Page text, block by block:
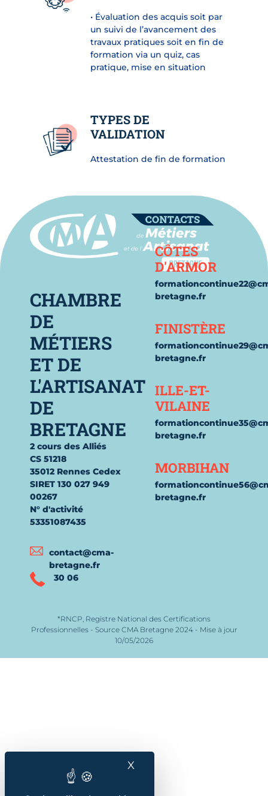
X
• Évaluation des acquis soit par
un suivi de l’avancement des
travaux pratiques soit en fin de
formation via un quiz, cas
pratique, mise en situation
TYPES DE
VALIDATION
Attestation de fin de formation
CHAMBRE
DE
MÉTIERS
ET DE
L'ARTISANAT
DE
BRETAGNE
2 cours des Alliés
CS 51218
35012 Rennes Cedex
SIRET 130 027 949
00267
N° d'activité
53351087435
contact@cma-
bretagne.fr
30 06
Contact
CÔTES
D'ARMOR
bretagne.fr
FINISTÈRE
bretagne.fr
ILLE-ET-
VILAINE
bretagne.fr
MORBIHAN
bretagne.fr
*RNCP, Registre National des Certifications
Professionnelles - Source CMA Bretagne 2024 - Mise à jour
10/05/2026